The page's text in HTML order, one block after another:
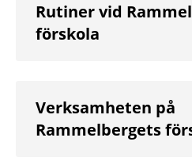
Rutiner vid
förskola
Verksamheten på
Rammelbergets